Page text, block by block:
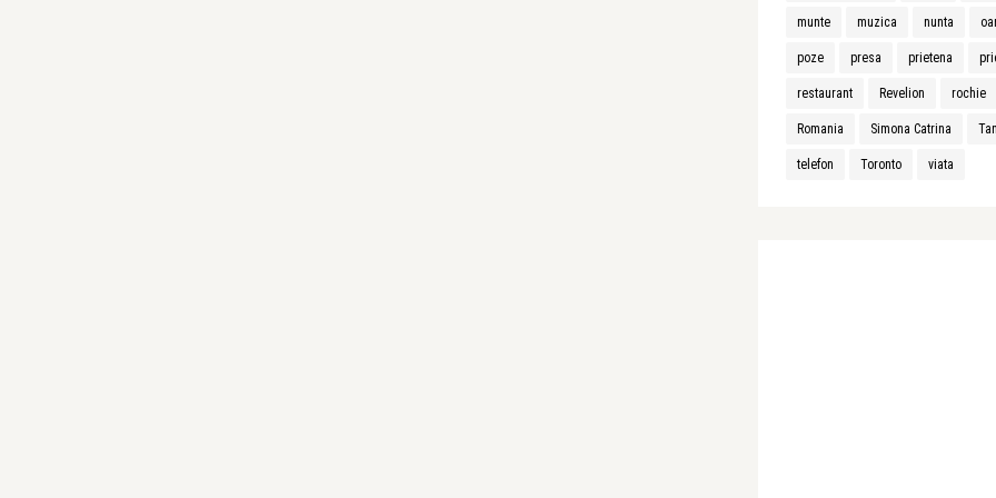
munte muzica nunta
poze presa prietena
restaurant Revelion rochie
Romania Simona Catrina
telefon Toronto viata